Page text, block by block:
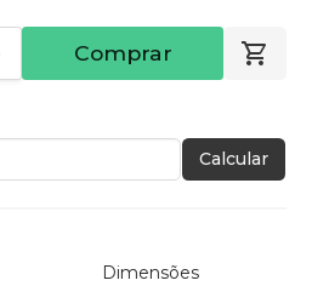
Comprar
Calcular
Dimensões